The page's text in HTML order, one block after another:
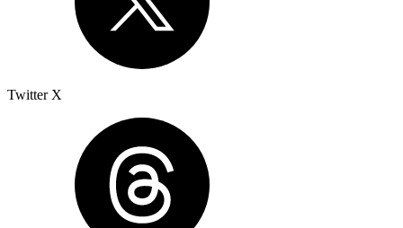
Twitter X